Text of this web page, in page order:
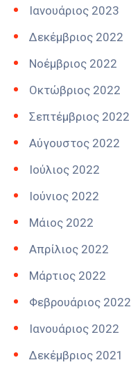
Ιανουάριος 2023
Δεκέμβριος 2022
Νοέμβριος 2022
Οκτώβριος 2022
Σεπτέμβριος 2022
Αύγουστος 2022
Ιούλιος 2022
Ιούνιος 2022
Μάιος 2022
Απρίλιος 2022
Μάρτιος 2022
Φεβρουάριος 2022
Ιανουάριος 2022
Δεκέμβριος 2021